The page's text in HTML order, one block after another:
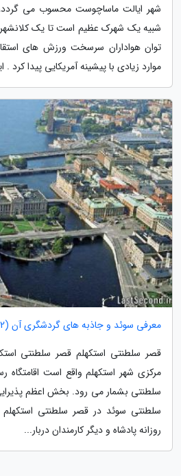
شهر ایالت ماساچوست محسوب می
شبیه یک شهرک عظیم است تا یک
توان هواداران سرسخت ورزش های
موارد زیادی با پیشینه آمریکایی پیدا کرد .
معرفی سوئد و جاذبه های گردشگری آن (2)
قصر سلطنتی استکهلم قصر سلطنتی
مرکزی شهر استکهلم واقع است اقامتگاه
سلطنتی بشمار می رود. بخش اعظم
سلطنتی سوئد در قصر سلطنتی
روزانه پادشاه و دیگر کارمندان دربار...